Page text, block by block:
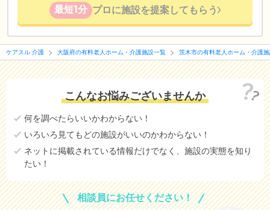
最短1分 プロに施設を提案してもらう
ケアスル 介護 大阪府の有料老人ホーム・介護施設一覧 茨木市の有料老人ホーム・介護
こんなお悩みございませんか
何を調べたらいいかわからない！
いろいろ見てもどの施設がいいのかわからない！
ネットに掲載されている情報だけでなく、施設の実態を知り
たい！
相談員にお任せください！